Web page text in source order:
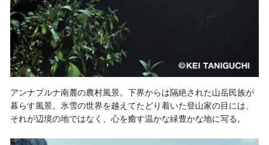
アンナプルナ南麓の農村風景。下界からは隔絶された山岳民族が
暮らす風景。氷雪の世界を越えてたどり着いた登山家の目には、
それが辺境の地ではなく、心を癒す温かな緑豊かな地に写る。